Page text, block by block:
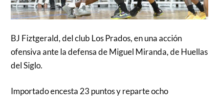
BJ Fiztgerald, del club Los Prados, en una acción
ofensiva ante la defensa de Miguel Miranda, de Huellas
del Siglo.
Importado encesta 23 puntos y reparte ocho